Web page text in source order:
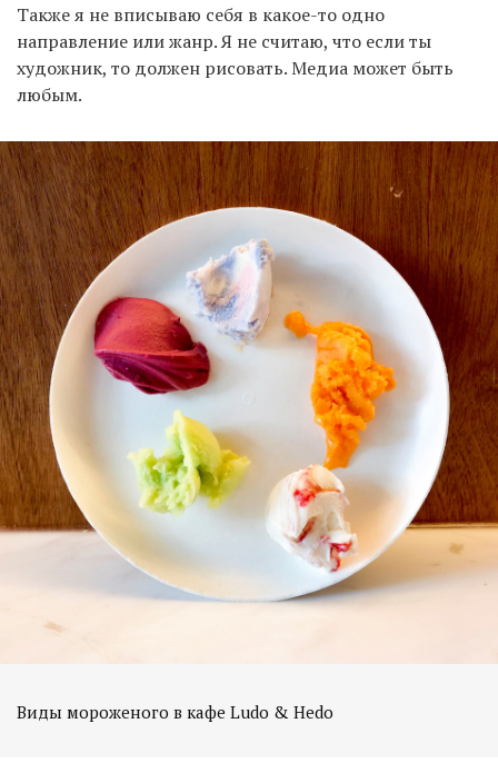
Также я не вписываю себя в какое-то одно
направление или жанр. Я не считаю, что если ты
художник, то должен рисовать. Медиа может быть
любым.
Виды мороженого в кафе Ludo & Hedo